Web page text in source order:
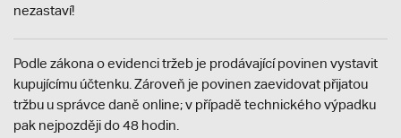
nezastaví!
Podle zákona o evidenci tržeb je prodávající povinen vystavit
kupujícímu účtenku. Zároveň je povinen zaevidovat přijatou
tržbu u správce daně online; v případě technického výpadku
pak nejpozději do 48 hodin.